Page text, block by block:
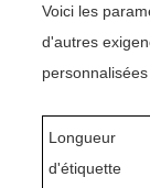
Voici les
d'autres
personnalisées
Longueur
d'étiquette